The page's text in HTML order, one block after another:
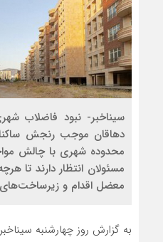
سیناخبر- نبود فاضلاب
دهاقان موجب رنجش
محدوده شهری با چالش
مسئولان انتظار دارند تا
معضل اقدام و زیرساخت‌های
به گزارش روز چهارشنبه